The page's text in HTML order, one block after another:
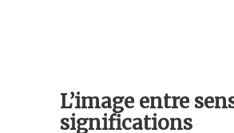
L’image entre
significations